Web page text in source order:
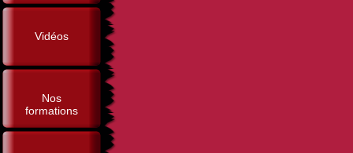
Vidéos
Nos
formations